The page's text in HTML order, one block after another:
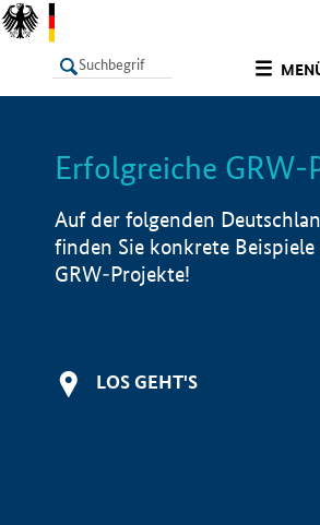
LISTE
Erfolgreiche GRW-
Auf der folgenden
finden Sie konkrete
GRW-Projekte!
LOS GEHT'S